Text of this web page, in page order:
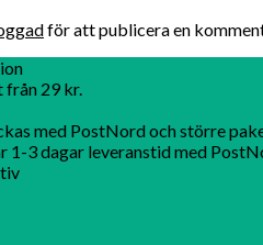
för att publicera en
29 kr.
med PostNord och större
1-3 dagar leveranstid med